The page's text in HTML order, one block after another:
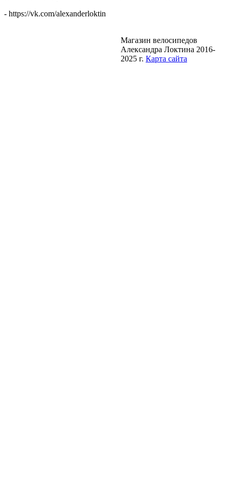
- https://vk.com/alexanderloktin
Магазин велосипедов
Александра Локтина 2016-
2025 г. Карта сайта